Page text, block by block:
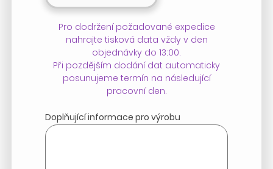
Pro dodržení požadované expedice
nahrajte tisková data vždy v den
objednávky do 13:00.
Při pozdějším dodání dat automaticky
posunujeme termín na následující
pracovní den.
Doplňující informace pro výrobu